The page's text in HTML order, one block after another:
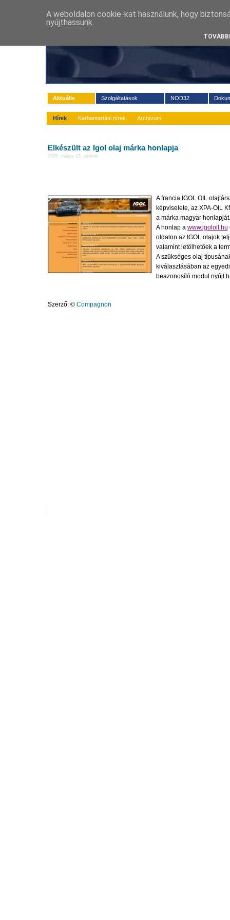
Aktuális Szolgáltatások NOD32
Hírek Karbantartási hírek Archívum
Elkészült az Igol olaj márka honlapja
2005. május 13. péntek
A francia IGOL OIL
képviselete, az XPA-OIL
a márka magyar honlapját.
A honlap a www.igoloil.hu
oldalon az IGOL olajok
valamint letölhetőek a
A szükséges olaj
kiválasztásában az
beazonosító modul nyújt
Szerző: © Compagnon
A weboldalon cookie-kat használunk, hogy
nyújthassunk.